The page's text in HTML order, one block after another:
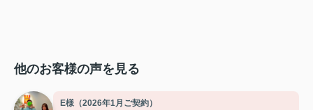
他のお客様の声を見る
E様（2026年1月ご契約）